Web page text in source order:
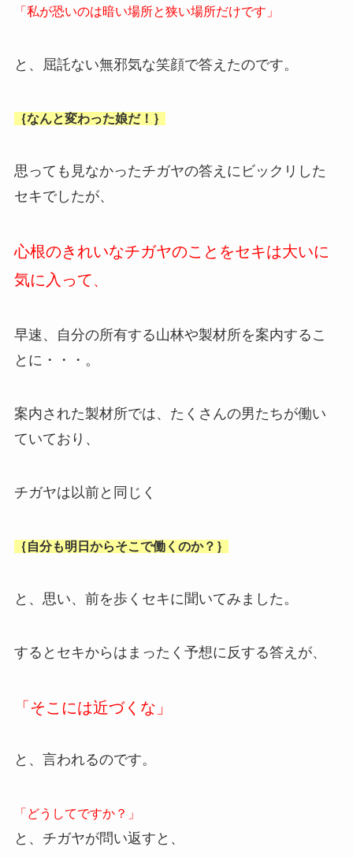
「私が恐いのは暗い場所と狭い場所だけです」
と、屈託ない無邪気な笑顔で答えたのです。
｛なんと変わった娘だ！｝
思っても見なかったチガヤの答えにビックリした
セキでしたが、
心根のきれいなチガヤのことをセキは大いに
気に入って 、
早速、自分の所有する山林や製材所を案内するこ
とに・・・。
案内された製材所では、たくさんの男たちが働い
ていており、
チガヤは以前と同じく
｛自分も明日からそこで働くのか？｝
と、思い、前を歩くセキに聞いてみました。
するとセキからはまったく予想に反する答えが、
「そこには近づくな」
と、言われるのです。
「どうしてですか？」
と、チガヤが問い返すと、